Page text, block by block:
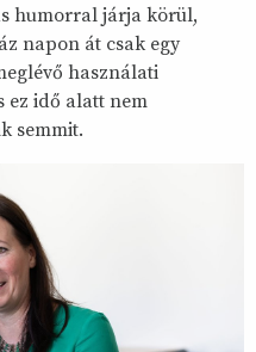
humorral járja körül,
napon át csak egy
használati
ez idő alatt nem
semmit.